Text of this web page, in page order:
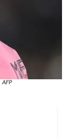
AFP